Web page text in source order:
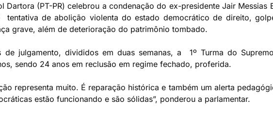
Dartora (PT-PR) celebrou a condenação do ex-presidente Jair Messias
tentativa de abolição violenta do estado democrático de direito,
grave, além de deterioração do patrimônio tombado.
de julgamento, divididos em duas semanas, a 1º Turma do
sendo 24 anos em reclusão em regime fechado, proferida.
representa muito. É reparação histórica e também um alerta
estão funcionando e são sólidas”, ponderou a parlamentar.